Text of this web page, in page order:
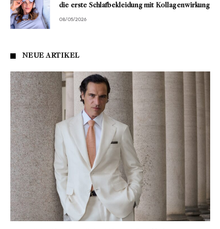
die erste Schlafbekleidung mit Kollagenwirkung
08/05/2026
NEUE ARTIKEL